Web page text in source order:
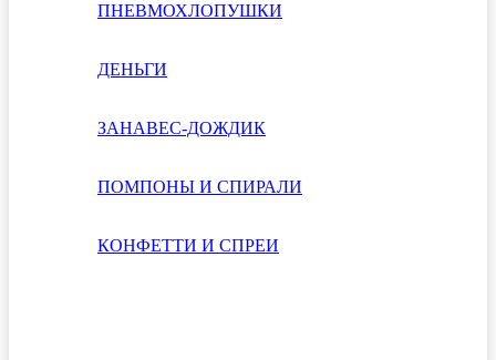
ПНЕВМОХЛОПУШКИ
ДЕНЬГИ
ЗАНАВЕС-ДОЖДИК
ПОМПОНЫ И СПИРАЛИ
КОНФЕТТИ И СПРЕИ